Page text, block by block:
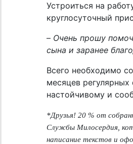
Устроиться на
круглосуточный
– Очень прошу
сына и заранее
Всего необходимо
месяцев
настойчивому и
*Друзья! 20 % от
Службы Милосердия,
написание текстов и